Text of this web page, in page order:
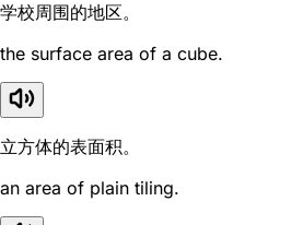
学校周围的地区。
the surface area of a cube.
立方体的表面积。
an area of plain tiling.